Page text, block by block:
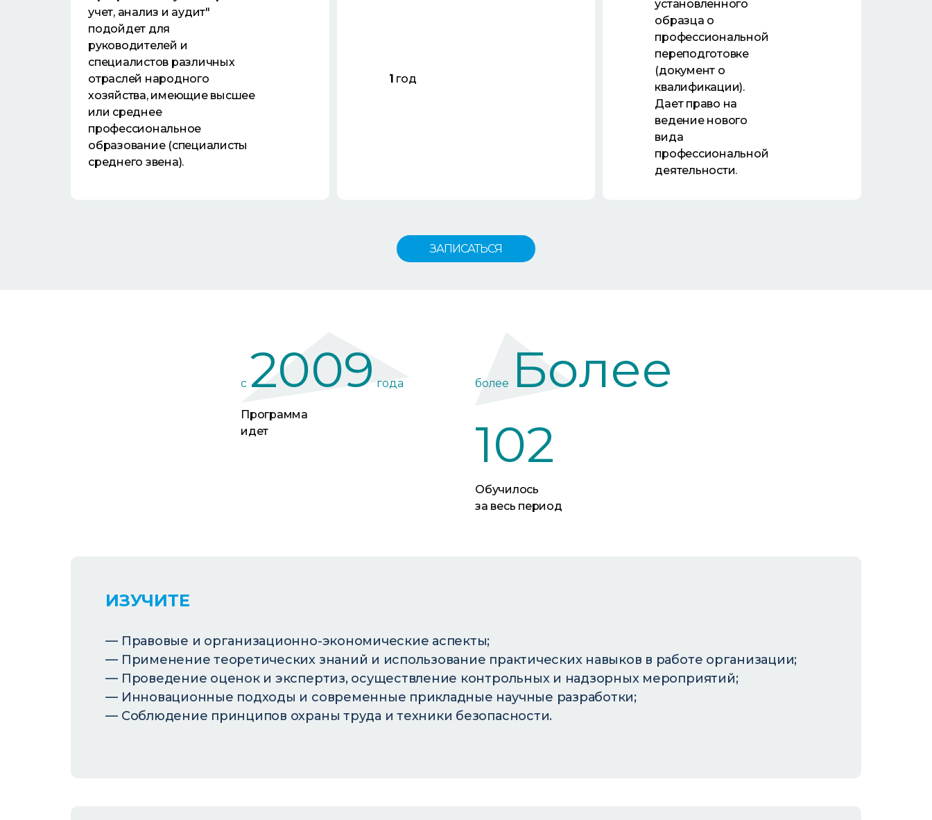
учет, анализ и аудит"
подойдет для
руководителей и
специалистов различных
отраслей народного
хозяйства, имеющие высшее
или среднее
профессиональное
образование (специалисты
среднего звена).
1 год
установленного
образца о
профессиональной
переподготовке
(документ о
квалификации).
Дает право на
ведение нового
вида
профессиональной
деятельности.
ЗАПИСАТЬСЯ
c 2009 года
Программа
идет
более
Более
102
Обучилось
за весь период
ИЗУЧИТЕ
Правовые и организационно-экономические аспекты;
Применение теоретических знаний и использование практических навыков в работе организации;
Проведение оценок и экспертиз, осуществление контрольных и надзорных мероприятий;
Инновационные подходы и современные прикладные научные разработки;
Соблюдение принципов охраны труда и техники безопасности.